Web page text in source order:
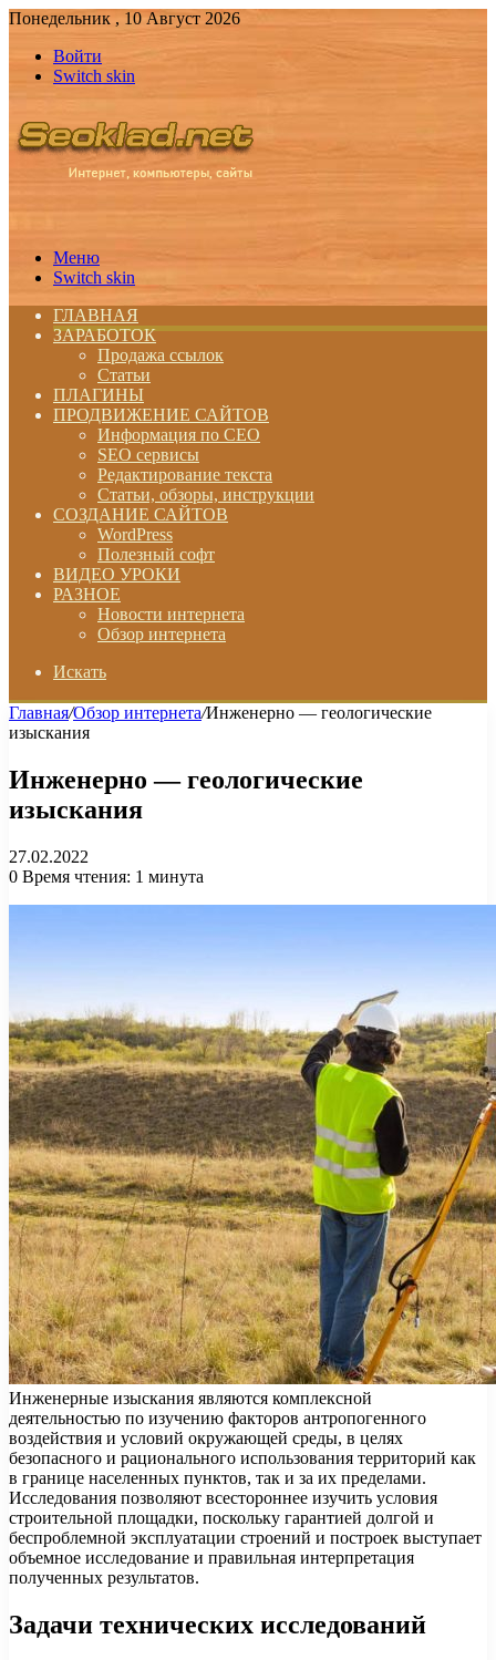
Понедельник , 10 Август 2026
Войти
Switch skin
Меню
Switch skin
ГЛАВНАЯ
ЗАРАБОТОК
Продажа ссылок
Статьи
ПЛАГИНЫ
ПРОДВИЖЕНИЕ САЙТОВ
Информация по СЕО
SEO сервисы
Редактирование текста
Статьи, обзоры, инструкции
СОЗДАНИЕ САЙТОВ
WordPress
Полезный софт
ВИДЕО УРОКИ
РАЗНОЕ
Новости интернета
Обзор интернета
Искать
Главная/Обзор интернета/Инженерно — геологические
изыскания
Инженерно — геологические
изыскания
27.02.2022
0 Время чтения: 1 минута
Инженерные изыскания являются комплексной
деятельностью по изучению факторов антропогенного
воздействия и условий окружающей среды, в целях
безопасного и рационального использования территорий как
в границе населенных пунктов, так и за их пределами.
Исследования позволяют всестороннее изучить условия
строительной площадки, поскольку гарантией долгой и
беспроблемной эксплуатации строений и построек выступает
объемное исследование и правильная интерпретация
полученных результатов.
Задачи технических исследований